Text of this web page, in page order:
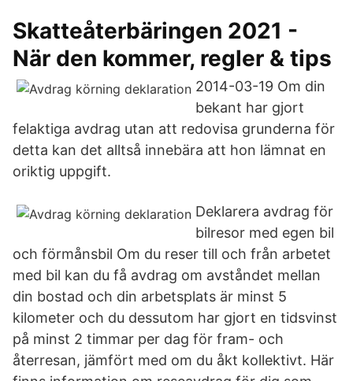
Skatteåterbäringen 2021 -
När den kommer, regler & tips
2014-03-19 Om din
bekant har gjort
felaktiga avdrag utan att redovisa grunderna för
detta kan det alltså innebära att hon lämnat en
oriktig uppgift.
Deklarera avdrag för
bilresor med egen bil
och förmånsbil Om du reser till och från arbetet
med bil kan du få avdrag om avståndet mellan
din bostad och din arbetsplats är minst 5
kilometer och du dessutom har gjort en tidsvinst
på minst 2 timmar per dag för fram- och
återresan, jämfört med om du åkt kollektivt. Här